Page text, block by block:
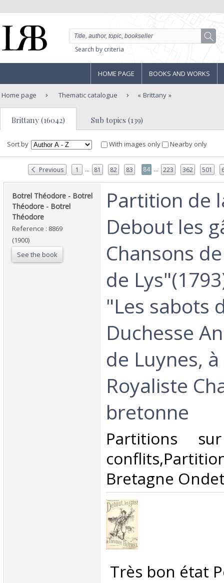
Search by criteria
HOME PAGE BOOKS AND WORKS
Home page Thematic catalogue Brittany
Brittany (16042) Sub topics (139)
Sort by With images only Nearby only
Previous 1 ... 81 82 83 84 ... 223 362 501
‎Botrel Théodore - Botrel
Théodore - Botrel
Théodore‎
Reference : 8869
(1900)
See the book
‎Partition de
Debout les
Chansons
de
"Les sabots
Duchesse
de Luynes,
Royaliste
bretonne ‎
‎Partitions
Bretagne
Très bon état